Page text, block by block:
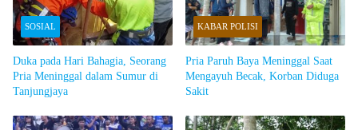
SOSIAL
Duka pada Hari Bahagia, Seorang
Pria Meninggal dalam Sumur di
Tanjungjaya
KABAR POLISI
Pria Paruh Baya Meninggal Saat
Mengayuh Becak, Korban Diduga
Sakit